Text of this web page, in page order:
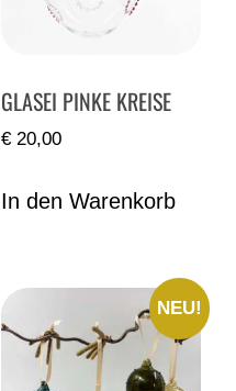
GLASEI PINKE KREISE
€ 20,00
In den Warenkorb
NEU!